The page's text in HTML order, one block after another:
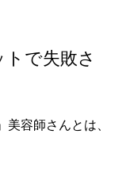
で失敗さ
容師さんとは、